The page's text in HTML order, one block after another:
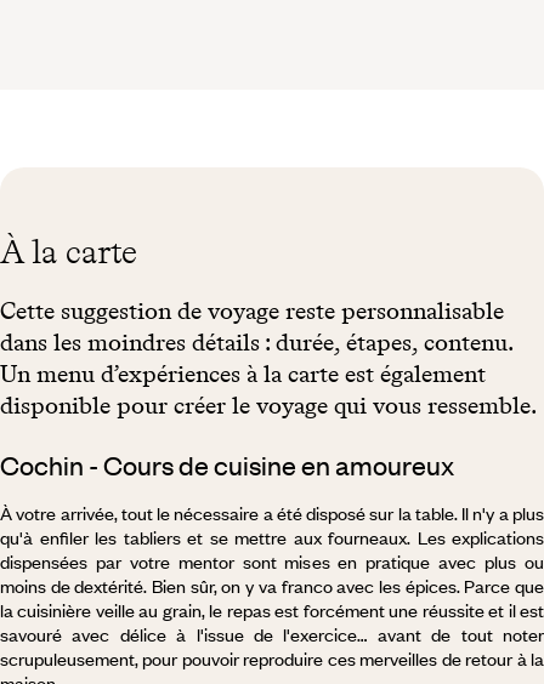
À la carte
Cette suggestion de voyage reste personnalisable
dans les moindres détails : durée, étapes, contenu.
Un menu d’expériences à la carte est également
disponible pour créer le voyage qui vous ressemble.
Cochin - Cours de cuisine en amoureux
À votre arrivée, tout le nécessaire a été disposé sur la table. Il n'y a plus
qu'à enfiler les tabliers et se mettre aux fourneaux. Les explications
dispensées par votre mentor sont mises en pratique avec plus ou
moins de dextérité. Bien sûr, on y va franco avec les épices. Parce que
la cuisinière veille au grain, le repas est forcément une réussite et il est
savouré avec délice à l'issue de l'exercice… avant de tout noter
scrupuleusement, pour pouvoir reproduire ces merveilles de retour à la